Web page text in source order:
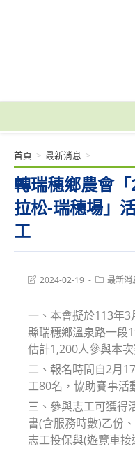
轉瑞穗鄉農會
拉松-瑞穗場」
工
首頁 > 最新消息 >
Post2024-02-19
Post最新消
一、本會擬於113年
縣瑞穗鄉溫泉路一段
估計1,200人參與本
二、報名時間自2月
工80名，協助賽事活
三、參與志工可獲得
書(含服務時數)乙份
志工投保與(遊覽車接